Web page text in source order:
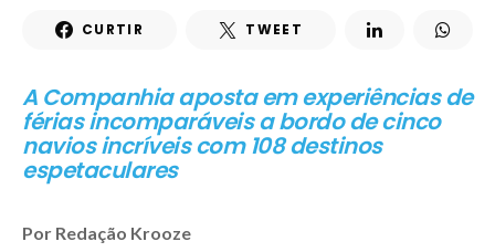
CURTIR TWEET
A Companhia aposta em experiências de
férias incomparáveis a bordo de cinco
navios incríveis com 108 destinos
espetaculares
Por Redação Krooze